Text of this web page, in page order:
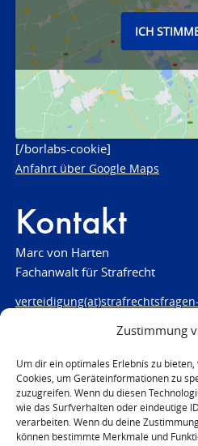
Zustimmung
Um dir ein optimales Erlebnis zu
Cookies, um Geräteinformationen zu
zuzugreifen. Wenn du diesen
wie das Surfverhalten oder eindeutige
verarbeiten. Wenn du deine
können bestimmte Merkmale und
ICH
[/borlabs-cookie]
Anfahrt über Google Maps
Kontakt
Marc von Harten
Fachanwalt für Strafrecht
www.strafrechtsfragen-
Louisenstraße 84
61348 Bad Homburg
Telefon:06172 - 66 28 00
Telefax: 06172 - 66 28 01